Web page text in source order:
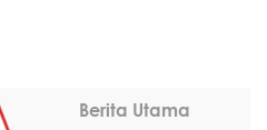
Berita Utama